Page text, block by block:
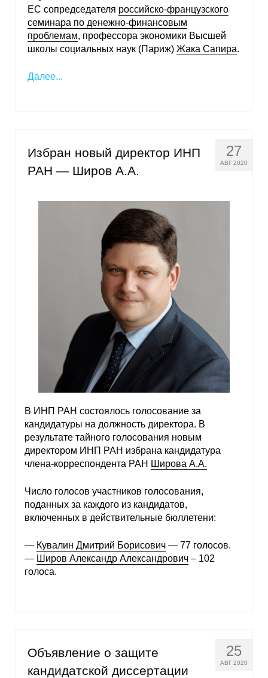
ЕС сопредседателя российско-французского
семинара по денежно-финансовым
проблемам, профессора экономики Высшей
школы социальных наук (Париж) Жака Сапира.
Далее...
27
АВГ 2020
Избран новый директор ИНП
РАН — Широв А.А.
В ИНП РАН состоялось голосование за
кандидатуры на должность директора. В
результате тайного голосования новым
директором ИНП РАН избрана кандидатура
члена-корреспондента РАН Широва А.А.
Число голосов участников голосования,
поданных за каждого из кандидатов,
включенных в действительные бюллетени:
— Кувалин Дмитрий Борисович — 77 голосов.
— Широв Александр Александрович – 102
голоса.
25
АВГ 2020
Объявление о защите
кандидатской диссертации